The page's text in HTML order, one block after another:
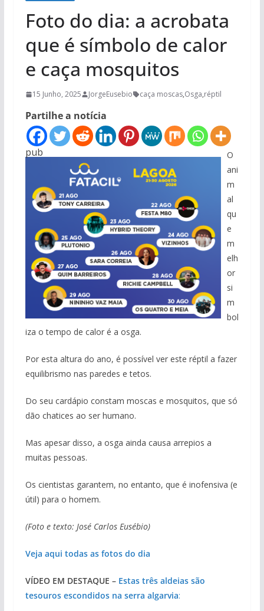
Foto do dia: a acrobata
que é símbolo de calor
e caça mosquitos
15 Junho, 2025 JorgeEusebio caça moscas,Osga,réptil
Partilhe a notícia
pub
O
ani
m
al
qu
e
m
elh
or
si
m
bol
iza o tempo de calor é a osga.
Por esta altura do ano, é possível ver este réptil a fazer
equilibrismo nas paredes e tetos.
Do seu cardápio constam moscas e mosquitos, que só
dão chatices ao ser humano.
Mas apesar disso, a osga ainda causa arrepios a
muitas pessoas.
Os cientistas garantem, no entanto, que é inofensiva (e
útil) para o homem.
(Foto e texto: José Carlos Eusébio)
Veja aqui todas as fotos do dia
VÍDEO EM DESTAQUE – Estas três aldeias são
tesouros escondidos na serra algarvia: